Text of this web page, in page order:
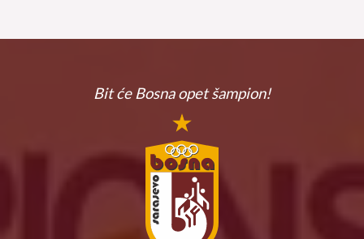
Bit će Bosnaopet šampion!